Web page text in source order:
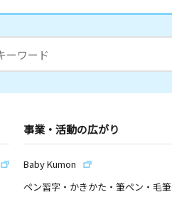
事業・活動の広がり
Baby Kumon
ペン習字・かきかた・筆ペン・毛筆